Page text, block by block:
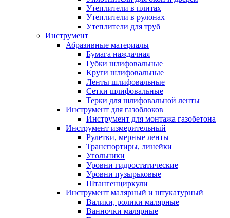
Утеплители в плитах
Утеплители в рулонах
Утеплители для труб
Инструмент
Абразивные материалы
Бумага наждачная
Губки шлифовальные
Круги шлифовальные
Ленты шлифовальные
Сетки шлифовальные
Терки для шлифовальной ленты
Инструмент для газоблоков
Инструмент для монтажа газобетона
Инструмент измерительный
Рулетки, мерные ленты
Транспортиры, линейки
Угольники
Уровни гидростатические
Уровни пузырьковые
Штангенциркули
Инструмент малярный и штукатурный
Валики, ролики малярные
Ванночки малярные